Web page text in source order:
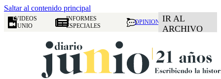
Saltar al contenido principal
VIDEOS
JUNIO
INFORMES
ESPECIALES
OPINION IR AL
ARCHIVO